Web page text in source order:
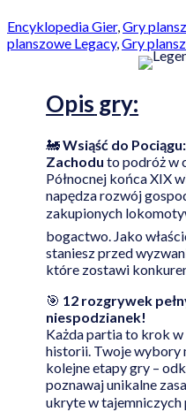
Encyklopedia Gier,Gry
planszowe Legacy,Gry
Opis gry:
🚂Wsiąść do
Zachodu to podróż w
Północnej końca XIX
napędza rozwój
zakupionych
bogactwo. Jako
staniesz przed
które zostawi
🎯 12 rozgrywek
niespodzianek!
Każda partia to krok
historii. Twoje wybory
kolejne etapy gry –
poznawaj unikalne
ukryte w tajemniczych